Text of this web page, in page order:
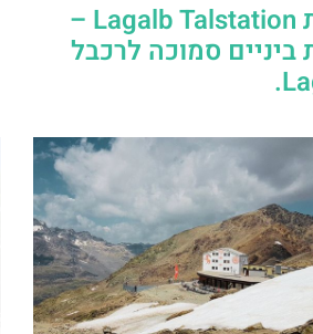
תחנת Lagalb Talstation –
ביניים סמוכה לרכבל